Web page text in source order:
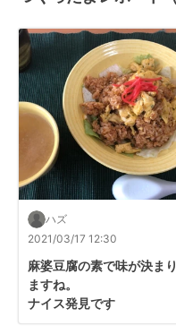
ハズ
2021/03/17 12:30
麻婆豆腐の素で味が決まり
ますね。
ナイス発見です